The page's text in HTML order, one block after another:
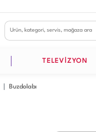
TELEVİZYON
Buzdolabı